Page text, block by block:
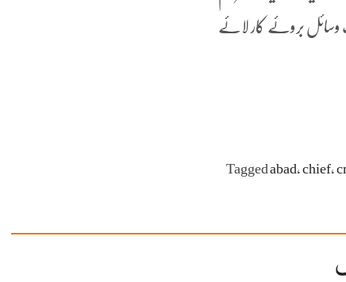
بروئے کار لائے
Tagged abad، chief،